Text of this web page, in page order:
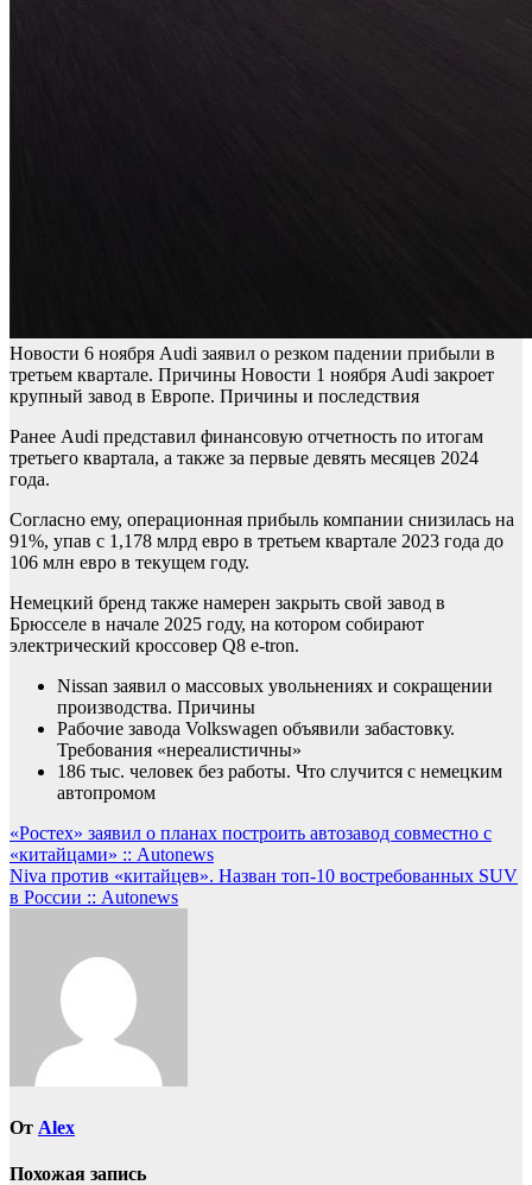
Новости 6 ноября Audi заявил о резком падении прибыли в
третьем квартале. Причины Новости 1 ноября Audi закроет
крупный завод в Европе. Причины и последствия
Ранее Audi представил финансовую отчетность по итогам
третьего квартала, а также за первые девять месяцев 2024
года.
Согласно ему, операционная прибыль компании снизилась на
91%, упав с 1,178 млрд евро в третьем квартале 2023 года до
106 млн евро в текущем году.
Немецкий бренд также намерен закрыть свой завод в
Брюсселе в начале 2025 году, на котором собирают
электрический кроссовер Q8 e-tron.
Nissan заявил о массовых увольнениях и сокращении
производства. Причины
Рабочие завода Volkswagen объявили забастовку.
Требования «нереалистичны»
186 тыс. человек без работы. Что случится с немецким
автопромом
Навигация
по
записям
«Ростех» заявил о планах построить автозавод совместно с
«китайцами» :: Autonews
Niva против «китайцев». Назван топ-10 востребованных SUV
в России :: Autonews
От Alex
Похожая запись